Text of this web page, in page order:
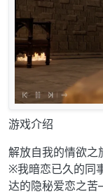
游戏介绍
解放自我的情欲之
※我暗恋已久的同
达的隐秘爱恋之